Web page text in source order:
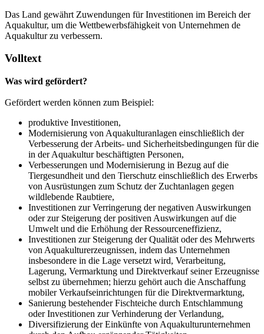
Das Land gewährt Zuwendungen für Investitionen im Bereich der
Aquakultur, um die Wettbewerbsfähigkeit von Unternehmen de
Aquakultur zu verbessern.
Volltext
Was wird gefördert?
Gefördert werden können zum Beispiel:
produktive Investitionen,
Modernisierung von Aquakulturanlagen einschließlich der
Verbesserung der Arbeits- und Sicherheitsbedingungen für die
in der Aquakultur beschäftigten Personen,
Verbesserungen und Modernisierung in Bezug auf die
Tiergesundheit und den Tierschutz einschließlich des Erwerbs
von Ausrüstungen zum Schutz der Zuchtanlagen gegen
wildlebende Raubtiere,
Investitionen zur Verringerung der negativen Auswirkungen
oder zur Steigerung der positiven Auswirkungen auf die
Umwelt und die Erhöhung der Ressourceneffizienz,
Investitionen zur Steigerung der Qualität oder des Mehrwerts
von Aquakulturerzeugnissen, indem das Unternehmen
insbesondere in die Lage versetzt wird, Verarbeitung,
Lagerung, Vermarktung und Direktverkauf seiner Erzeugnisse
selbst zu übernehmen; hierzu gehört auch die Anschaffung
mobiler Verkaufseinrichtungen für die Direktvermarktung,
Sanierung bestehender Fischteiche durch Entschlammung
oder Investitionen zur Verhinderung der Verlandung,
Diversifizierung der Einkünfte von Aquakulturunternehmen